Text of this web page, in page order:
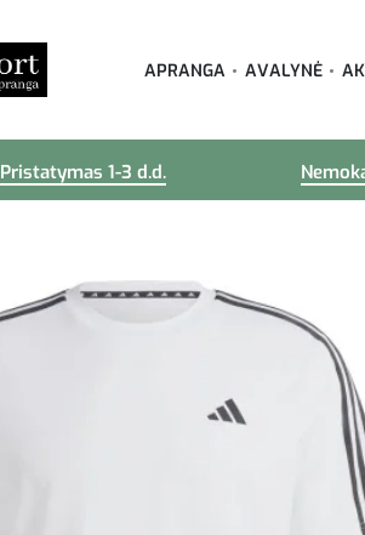
APRANGA AVALYNĖ
Pristatymas 1-3 d.d.